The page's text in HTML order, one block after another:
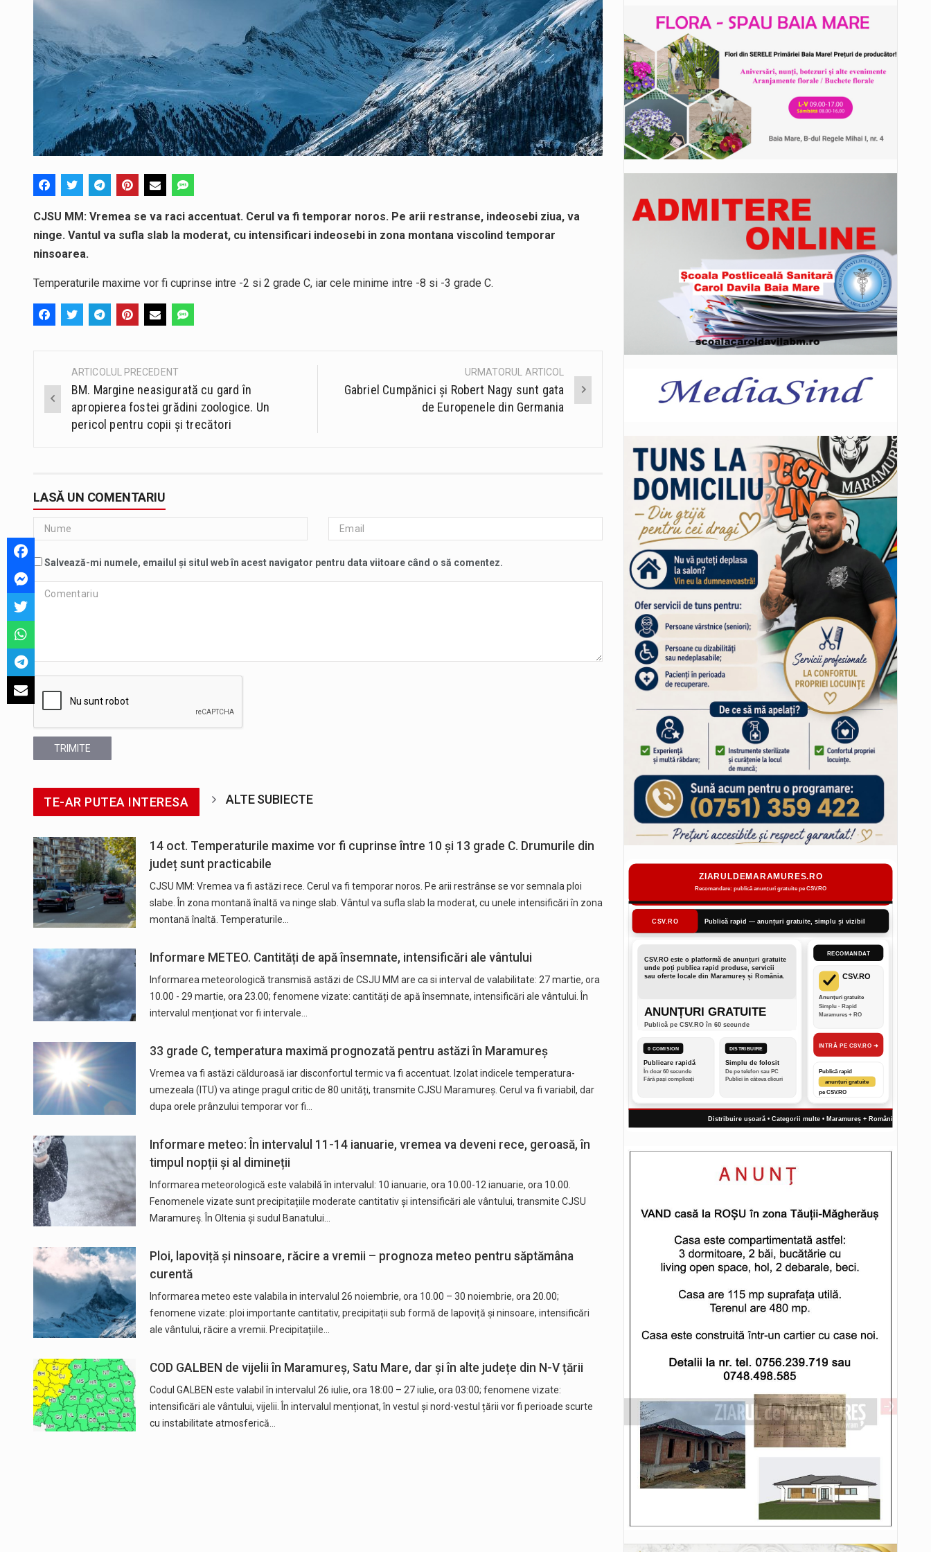
CJSU MM: Vremea se va raci accentuat. Cerul va fi temporar noros. Pe arii restranse, indeosebi ziua, va
ninge. Vantul va sufla slab la moderat, cu intensificari indeosebi in zona montana viscolind temporar
ninsoarea.
Temperaturile maxime vor fi cuprinse intre -2 si 2 grade C, iar cele minime intre -8 si -3 grade C.
Post
navigation
ARTICOLUL PRECEDENT
BM. Margine neasigurată cu gard în
apropierea fostei grădini zoologice. Un
pericol pentru copii și trecători
URMATORUL ARTICOL
Gabriel Cumpănici și Robert Nagy sunt gata
de Europenele din Germania
LASĂ UN COMENTARIU
Salvează-mi numele, emailul și situl web în acest navigator pentru data viitoare când o să comentez.
TRIMITE
TE-AR PUTEA INTERESA ALTE SUBIECTE
14 oct. Temperaturile maxime vor fi cuprinse între 10 și 13 grade C. Drumurile din
județ sunt practicabile
CJSU MM: Vremea va fi astăzi rece. Cerul va fi temporar noros. Pe arii restrânse se vor semnala ploi
slabe. În zona montană înaltă va ninge slab. Vântul va sufla slab la moderat, cu unele intensificări în zona
montană înaltă. Temperaturile…
Informare METEO. Cantități de apă însemnate, intensificări ale vântului
Informarea meteorologică transmisă astăzi de CSJU MM are ca si interval de valabilitate: 27 martie, ora
10.00 - 29 martie, ora 23.00; fenomene vizate: cantități de apă însemnate, intensificări ale vântului. În
intervalul menționat vor fi intervale…
33 grade C, temperatura maximă prognozată pentru astăzi în Maramureș
Vremea va fi astăzi călduroasă iar disconfortul termic va fi accentuat. Izolat indicele temperatura-
umezeala (ITU) va atinge pragul critic de 80 unități, transmite CJSU Maramureș. Cerul va fi variabil, dar
dupa orele prânzului temporar vor fi…
Informare meteo: În intervalul 11-14 ianuarie, vremea va deveni rece, geroasă, în
timpul nopții și al dimineții
Informarea meteorologică este valabilă în intervalul: 10 ianuarie, ora 10.00-12 ianuarie, ora 10.00.
Fenomenele vizate sunt precipitațiile moderate cantitativ și intensificări ale vântului, transmite CJSU
Maramureș. În Oltenia și sudul Banatului…
Ploi, lapoviță și ninsoare, răcire a vremii – prognoza meteo pentru săptămâna
curentă
Informarea meteo este valabila in intervalul 26 noiembrie, ora 10.00 – 30 noiembrie, ora 20.00;
fenomene vizate: ploi importante cantitativ, precipitații sub formă de lapoviță și ninsoare, intensificări
ale vântului, răcire a vremii. Precipitațiile…
COD GALBEN de vijelii în Maramureș, Satu Mare, dar și în alte județe din N-V țării
Codul GALBEN este valabil în intervalul 26 iulie, ora 18:00 – 27 iulie, ora 03:00; fenomene vizate:
intensificări ale vântului, vijelii. În intervalul menționat, în vestul și nord-vestul țării vor fi perioade scurte
cu instabilitate atmosferică…